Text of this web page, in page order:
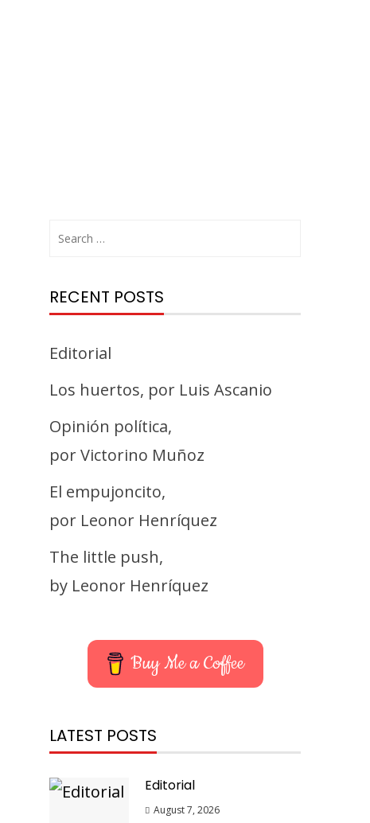
RECENT POSTS
Editorial
Los huertos, por Luis Ascanio
Opinión política,
por Victorino Muñoz
El empujoncito,
por Leonor Henríquez
The little push,
by Leonor Henríquez
Buy Me a Coffee
LATEST POSTS
Editorial
August 7, 2026